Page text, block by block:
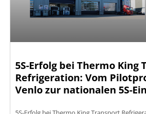
5S-Erfolg bei Thermo King
Refrigeration: Vom
Venlo zur nationalen 5S-